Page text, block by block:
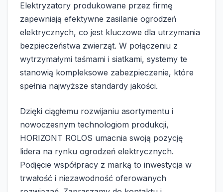
Elektryzatory produkowane przez firmę
zapewniają efektywne zasilanie ogrodzeń
elektrycznych, co jest kluczowe dla utrzymania
bezpieczeństwa zwierząt. W połączeniu z
wytrzymałymi taśmami i siatkami, systemy te
stanowią kompleksowe zabezpieczenie, które
spełnia najwyższe standardy jakości.
Dzięki ciągłemu rozwijaniu asortymentu i
nowoczesnym technologiom produkcji,
HORIZONT ROLOS umacnia swoją pozycję
lidera na rynku ogrodzeń elektrycznych.
Podjęcie współpracy z marką to inwestycja w
trwałość i niezawodność oferowanych